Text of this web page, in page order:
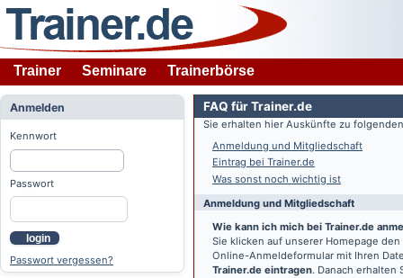
Trainer Seminare Trainerbörse
Anmelden
Kennwort
Passwort
login
Passwort vergessen?
FAQ für Trainer.de
Sie erhalten hier Auskünfte zu
Anmeldung und Mitgliedschaft
Eintrag bei Trainer.de
Was sonst noch wichtig ist
Anmeldung und Mitgliedschaft
Wie kann ich mich bei Trainer.de
Sie klicken auf unserer Homepage
Online-Anmeldeformular mit Ihren
Trainer.de eintragen. Danach erhalten